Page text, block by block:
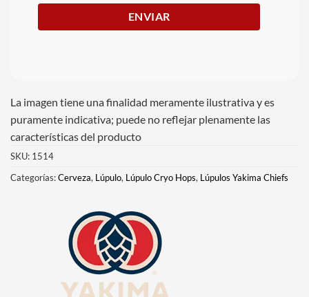
La imagen tiene una finalidad meramente ilustrativa y es
puramente indicativa; puede no reflejar plenamente las
características del producto
SKU: 1514
Categorías:Cerveza, Lúpulo, Lúpulo Cryo Hops, Lúpulos Yakima Chiefs